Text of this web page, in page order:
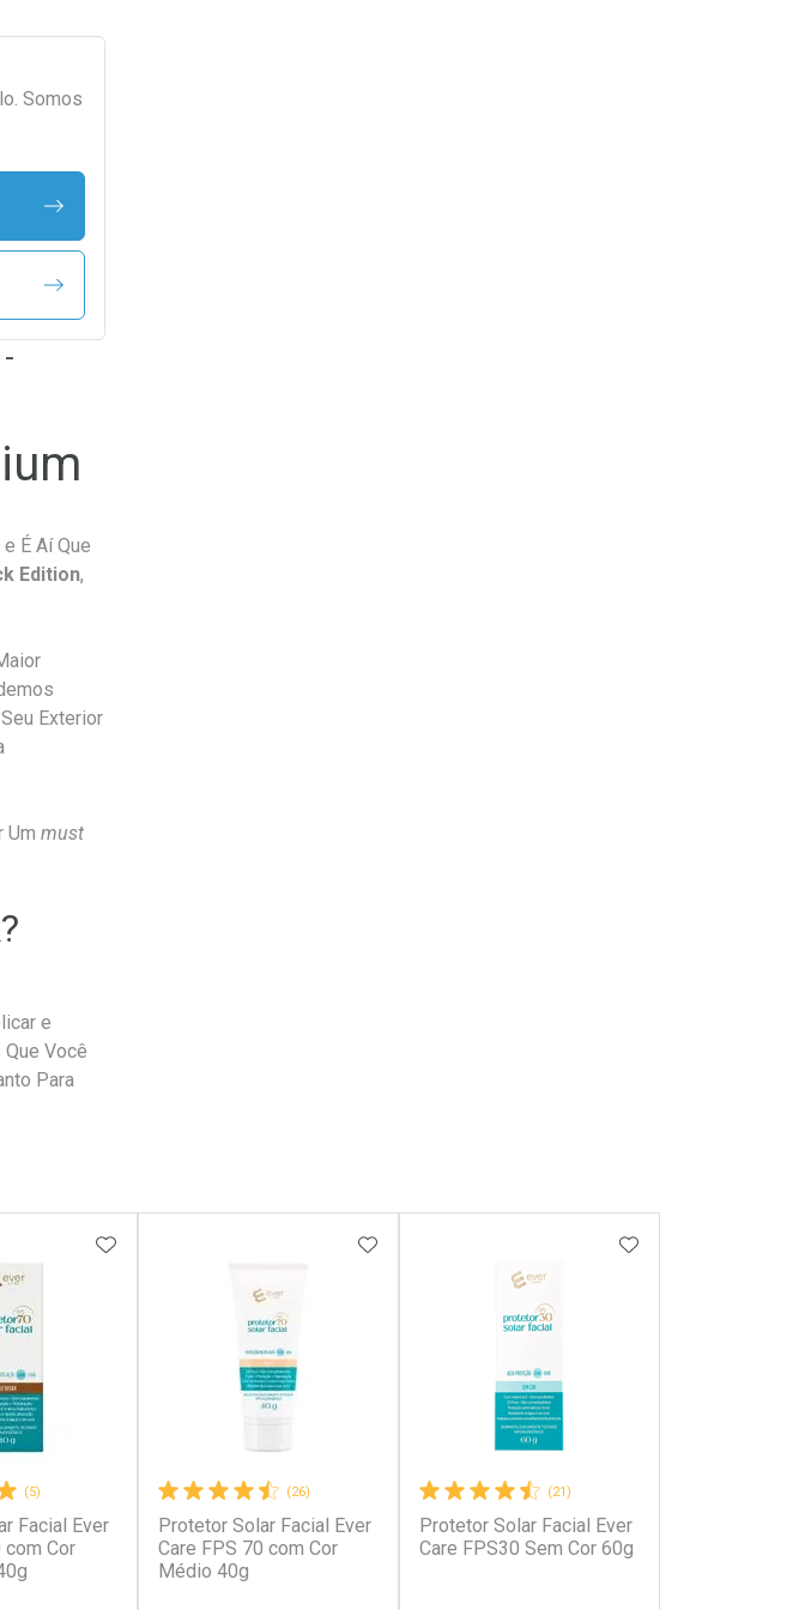
Somos
É Aí Que
Edition,
Exterior
Um must
e
Você
Para
(5)
Facial Ever
com Cor
ADICIONAR AOS FAVORITOS
(26)
Protetor Solar Facial Ever
Care FPS 70 com Cor
Médio 40g
ADICIONAR AOS FAVORITOS
(21)
Protetor Solar Facial Ever
Care FPS30 Sem Cor 60g
ADICIONAR AOS